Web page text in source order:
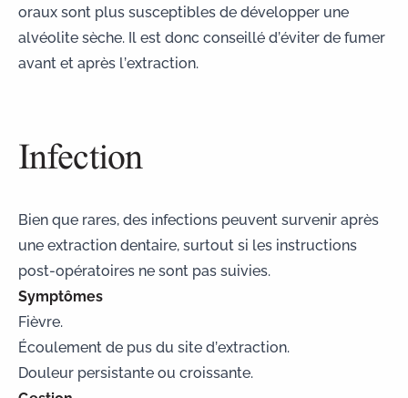
oraux sont plus susceptibles de développer une
alvéolite sèche. Il est donc conseillé d’éviter de fumer
avant et après l’extraction.
Infection
Bien que rares, des infections peuvent survenir après
une extraction dentaire, surtout si les instructions
post-opératoires ne sont pas suivies.
Symptômes
Fièvre.
Écoulement de pus du site d’extraction.
Douleur persistante ou croissante.